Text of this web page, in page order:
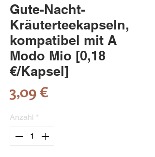
Gute-Nacht-
Kräuterteekapseln,
kompatibel mit A
Modo Mio [0,18
€/Kapsel]
3,09 €
Anzahl *